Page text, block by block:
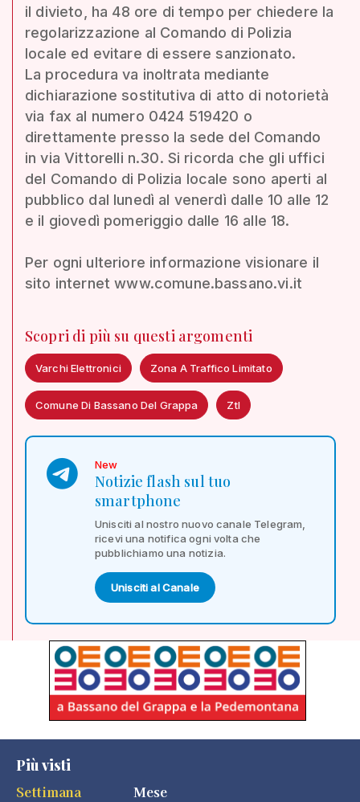
il divieto, ha 48 ore di tempo per chiedere la
regolarizzazione al Comando di Polizia
locale ed evitare di essere sanzionato.
La procedura va inoltrata mediante
dichiarazione sostitutiva di atto di notorietà
via fax al numero 0424 519420 o
direttamente presso la sede del Comando
in via Vittorelli n.30. Si ricorda che gli uffici
del Comando di Polizia locale sono aperti al
pubblico dal lunedì al venerdì dalle 10 alle 12
e il giovedì pomeriggio dalle 16 alle 18.
Per ogni ulteriore informazione visionare il
sito internet www.comune.bassano.vi.it
Scopri di più su questi argomenti
Varchi Elettronici Zona A Traffico Limitato
Comune Di Bassano Del Grappa Ztl
New
Notizie flash sul tuo
smartphone
Unisciti al nostro nuovo canale Telegram,
ricevi una notifica ogni volta che
pubblichiamo una notizia.
Unisciti al Canale
Più visti
Settimana
Mese